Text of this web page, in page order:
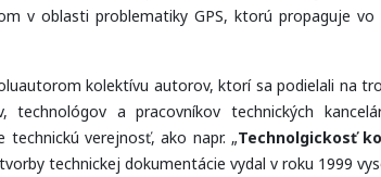
v oblasti problematiky GPS, ktorú propaguje
kolektívu autorov, ktorí sa podielali na
technológov a pracovníkov technických
verejnosť, ako napr. „Technolgickosť
technickej dokumentácie vydal v roku 1999